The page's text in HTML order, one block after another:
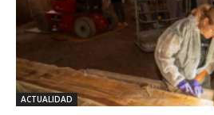
ACTUALIDAD